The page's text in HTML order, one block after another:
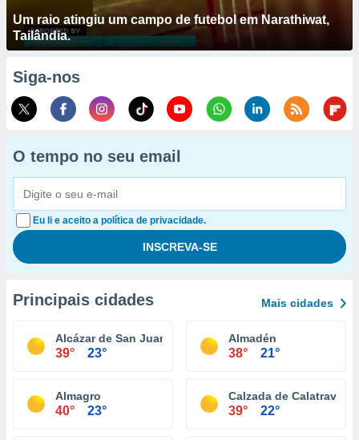
Um raio atingiu um campo de futebol em Narathiwat,
Tailândia.
Siga-nos
O tempo no seu email
Eu li e aceito a política de privacidade.
Principais cidades Mais cidades
Alcázar de San Juan
39° 23°
Almadén
38° 21°
Almagro
40° 23°
Calzada de Calatrava
39° 22°